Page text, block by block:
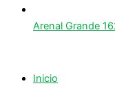
Arenal Grande
Inicio